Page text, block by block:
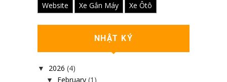
Website
Xe Gắn Máy Xe Ôtô
NHẬT KÝ
▼ 2026 (4)
▼ February (1)